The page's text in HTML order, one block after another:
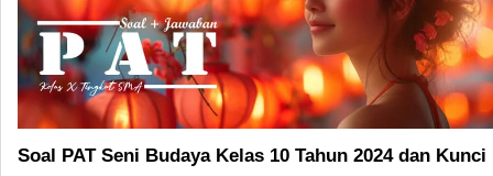
Soal PAT Seni Budaya Kelas 10 Tahun 2024 dan Kunci